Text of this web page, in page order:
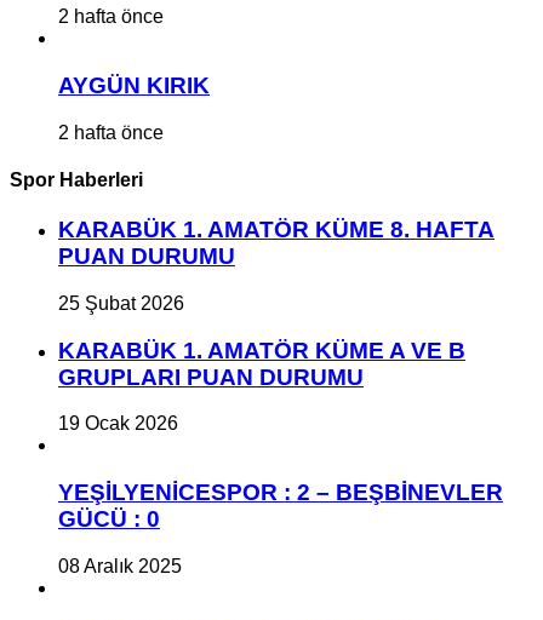
2 hafta önce
AYGÜN KIRIK
2 hafta önce
Spor Haberleri
KARABÜK 1. AMATÖR KÜME 8. HAFTA
PUAN DURUMU
25 Şubat 2026
KARABÜK 1. AMATÖR KÜME A VE B
GRUPLARI PUAN DURUMU
19 Ocak 2026
YEŞİLYENİCESPOR : 2 – BEŞBİNEVLER
GÜCÜ : 0
08 Aralık 2025